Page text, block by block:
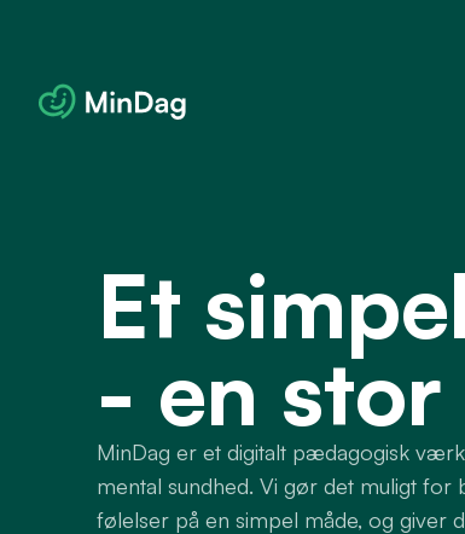
Et
- en
MinDag er et digitalt pædagogisk
mental sundhed. Vi gør det muligt for
følelser på en simpel måde, og giver